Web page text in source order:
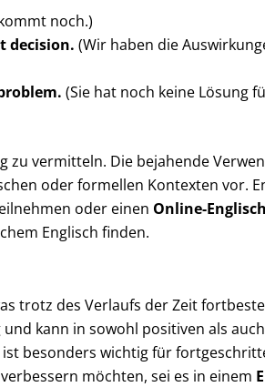
noch.)
decision. (Wir haben die
(Sie hat noch keine Lösung
zu vermitteln. Die bejahende
oder formellen Kontexten vor.
oder einen Online-
Englisch finden.
trotz des Verlaufs der Zeit
kann in sowohl positiven als
besonders wichtig für
möchten, sei es in einem